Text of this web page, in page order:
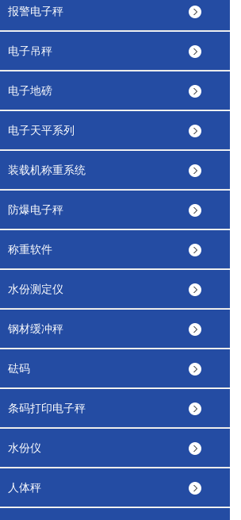
报警电子秤
电子吊秤
电子地磅
电子天平系列
装载机称重系统
防爆电子秤
称重软件
水份测定仪
钢材缓冲秤
砝码
条码打印电子秤
水份仪
人体秤